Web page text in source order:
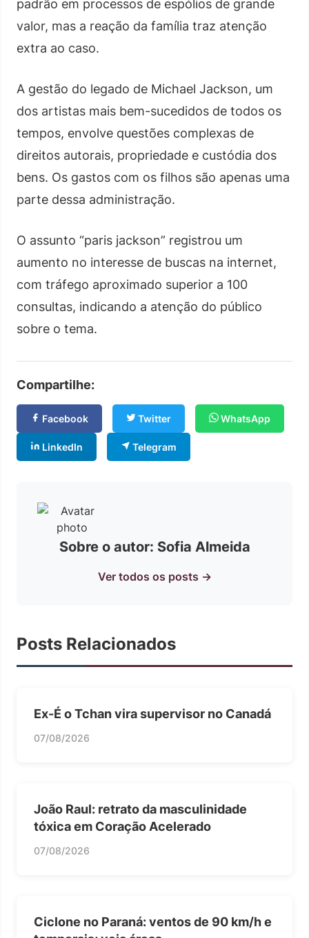
padrão em processos de espólios de grande
valor, mas a reação da família traz atenção
extra ao caso.
A gestão do legado de Michael Jackson, um
dos artistas mais bem-sucedidos de todos os
tempos, envolve questões complexas de
direitos autorais, propriedade e custódia dos
bens. Os gastos com os filhos são apenas uma
parte dessa administração.
O assunto “paris jackson” registrou um
aumento no interesse de buscas na internet,
com tráfego aproximado superior a 100
consultas, indicando a atenção do público
sobre o tema.
Compartilhe:
Facebook Twitter WhatsApp
LinkedIn Telegram
Sobre o autor: Sofia Almeida
Ver todos os posts →
Posts Relacionados
Ex-É o Tchan vira supervisor no Canadá
07/08/2026
João Raul: retrato da masculinidade
tóxica em Coração Acelerado
07/08/2026
Ciclone no Paraná: ventos de 90 km/h e